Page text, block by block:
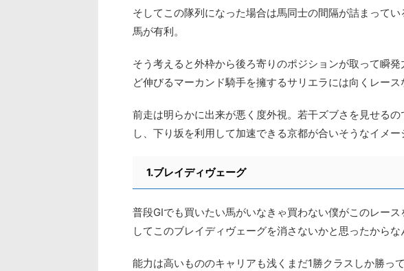
そしてこの隊列になった場合は馬同士の間隔が詰まって
馬が有利。
そう考えると外枠から後ろ寄りのポジションが取って瞬
ど伸びるマーカンド騎手を擁するサリエラには向くレース
前走は明らかに出来が悪く度外視。若干ズブさを見せる
し、下り坂を利用して加速できる京都が合いそうなイメー
1.ブレイディヴェーグ
普段GⅠでも買いたい馬がいなきゃ買わない僕がこのレー
してこのブレイディヴェーグを消さないかと思ったからな
能力は高いもののキャリアも浅くまだ1勝クラスしか勝っ